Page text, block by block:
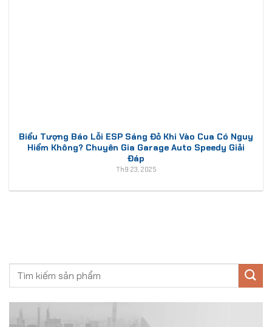
Biểu Tượng Báo Lỗi ESP Sáng Đỏ Khi Vào Cua Có Nguy
Hiểm Không? Chuyên Gia Garage Auto Speedy Giải
Đáp
Th9 23, 2025